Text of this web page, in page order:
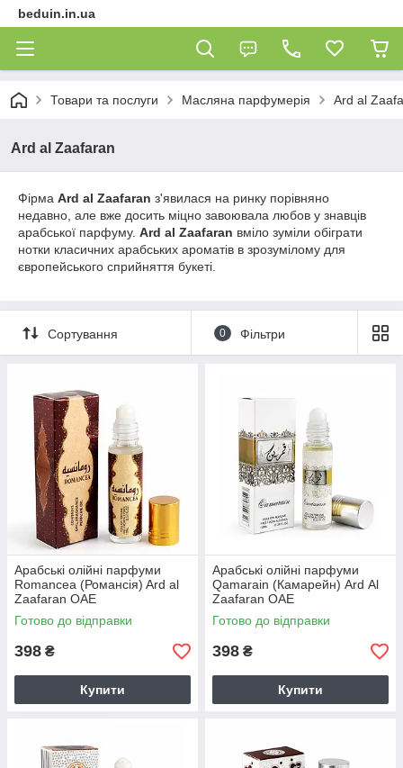
beduin.in.ua
Товари та послуги Масляна парфумерія Ard al
Ard al Zaafaran
Фірма Ard al Zaafaran з'явилася на ринку порівняно
недавно, але вже досить міцно завоювала любов у знавців
арабської парфуму. Ard al Zaafaran вміло зуміли обіграти
нотки класичних арабських ароматів в зрозумілому для
європейського сприйняття букеті.
Сортування 0 Фільтри
Арабські олійні парфуми
Romancea (Романсія) Ard al
Zaafaran ОАЕ
Готово до відправки
398 ₴
Купити
Арабські олійні парфуми
Qamarain (Камарейн) Ard Al
Zaafaran ОАЕ
Готово до відправки
398 ₴
Купити